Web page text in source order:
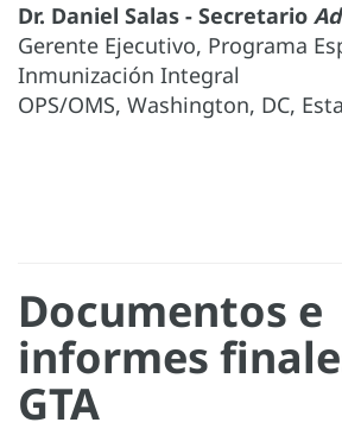
Dr. Daniel Salas - Secretario
Gerente Ejecutivo, Programa
Inmunización Integral
OPS/OMS, Washington, DC,
Documentos e
informes
GTA